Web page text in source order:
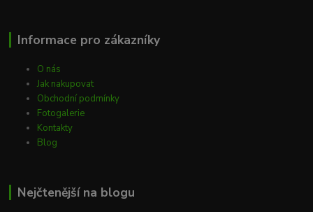
Informace pro zákazníky
O nás
Jak nakupovat
Obchodní podmínky
Fotogalerie
Kontakty
Blog
Nejčtenější na blogu